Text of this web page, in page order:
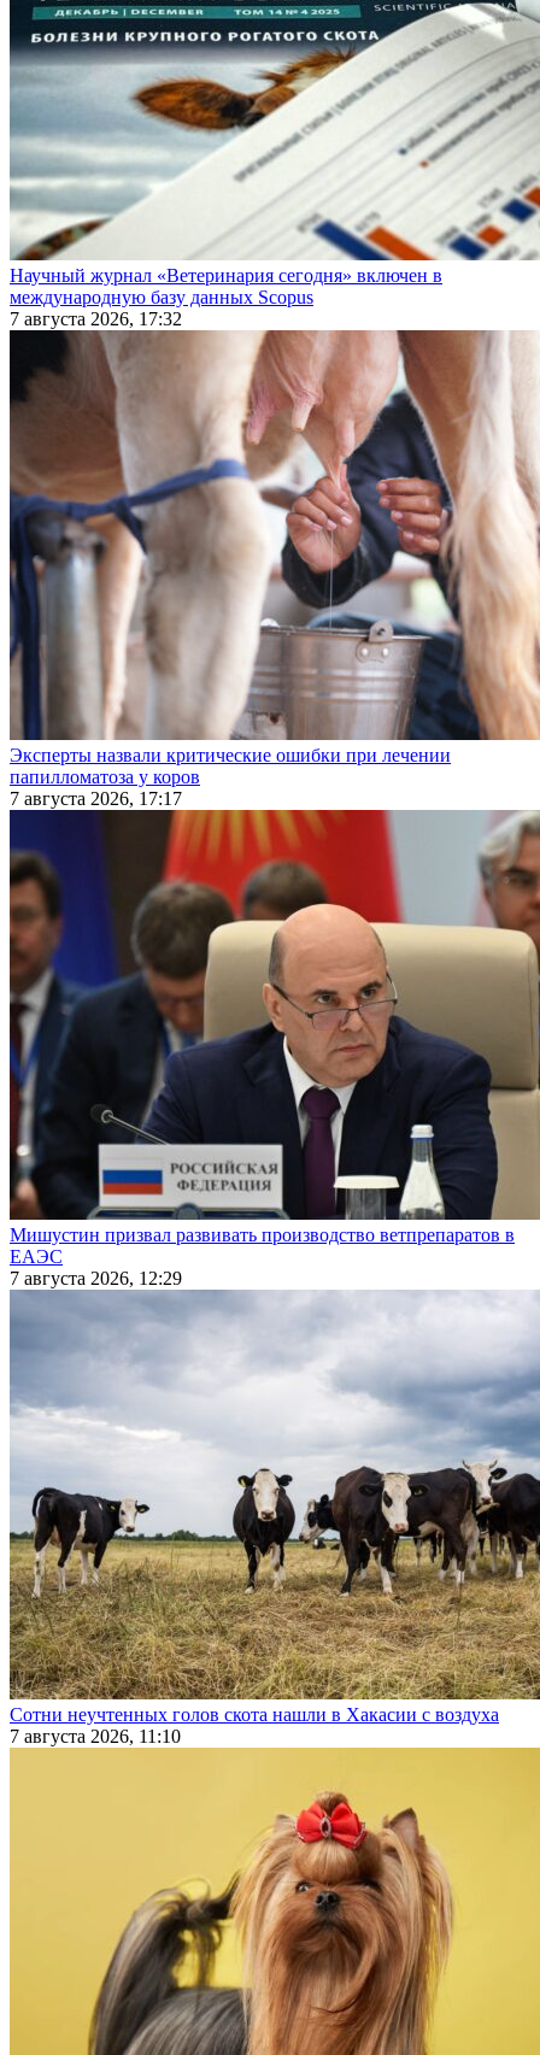
Научный журнал «Ветеринария сегодня» включен в
международную базу данных Scopus
7 августа 2026, 17:32
Эксперты назвали критические ошибки при лечении
папилломатоза у коров
7 августа 2026, 17:17
Мишустин призвал развивать производство ветпрепаратов в
ЕАЭС
7 августа 2026, 12:29
Сотни неучтенных голов скота нашли в Хакасии с воздуха
7 августа 2026, 11:10